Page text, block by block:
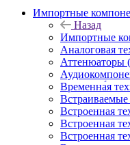
Импортные
Назад
Импортные
Аналоговая
Аттенюаторы
Временна́я
Встраиваемые
Встроенная
Встроенная
Встроенная